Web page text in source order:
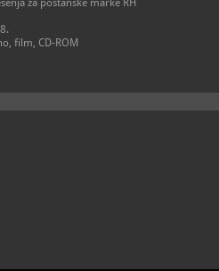
za poštanske marke RH
film, CD-ROM